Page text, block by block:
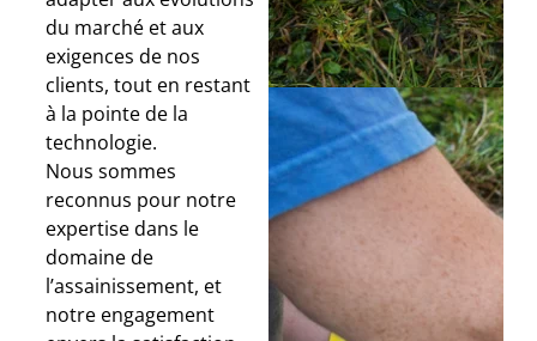
du marché et aux
exigences de nos
clients, tout en restant
à la pointe de la
technologie.
Nous sommes
reconnus pour notre
expertise dans le
domaine de
l’assainissement, et
notre engagement